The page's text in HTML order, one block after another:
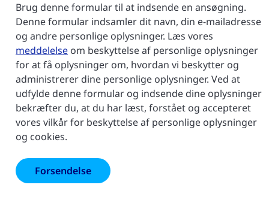
Brug denne formular til at indsende en ansøgning.
Denne formular indsamler dit navn, din e-mailadresse
og andre personlige oplysninger. Læs vores
meddelelse om beskyttelse af personlige oplysninger
for at få oplysninger om, hvordan vi beskytter og
administrerer dine personlige oplysninger. Ved at
udfylde denne formular og indsende dine oplysninger
bekræfter du, at du har læst, forstået og accepteret
vores vilkår for beskyttelse af personlige oplysninger
og cookies.